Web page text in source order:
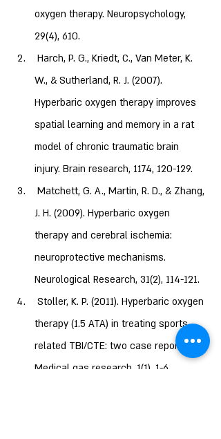
oxygen therapy. Neuropsychology,
W., & Sutherland, R. J. (2007).
Hyperbaric oxygen therapy improves
spatial learning and memory in a rat
model of chronic traumatic brain
J. H. (2009). Hyperbaric oxygen
therapy and cerebral ischemia:
neuroprotective mechanisms.
therapy (1.5 ATA) in treating sports
related TBI/CTE: two case reports.